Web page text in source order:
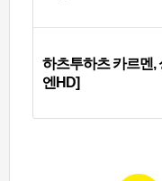
하츠투하츠 카르멘,
엔HD]